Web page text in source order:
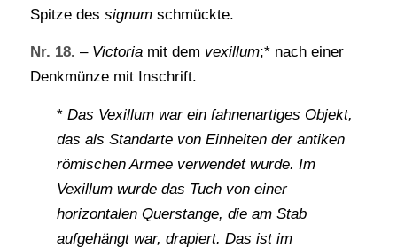
Spitze des signumschmückte.
Nr. 18. – Victoriamit dem vexillum;* nach einer
Denkmünze mit Inschrift.
* Das Vexillum war ein fahnenartiges Objekt,
das als Standarte von Einheiten der antiken
römischen Armee verwendet wurde. Im
Vexillum wurde das Tuch von einer
horizontalen Querstange, die am Stab
aufgehängt war, drapiert. Das ist im